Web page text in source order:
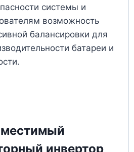
системы и
возможность
балансировки для
батареи и
инвертор